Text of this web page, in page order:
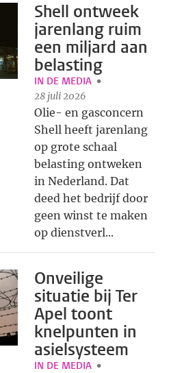
Shell ontweek
jarenlang ruim
een miljard aan
belasting
IN DE MEDIA
28 juli 2026
Olie- en gasconcern
Shell heeft jarenlang
op grote schaal
belasting ontweken
in Nederland. Dat
deed het bedrijf door
geen winst te maken
op dienstverl...
Onveilige
situatie bij Ter
Apel toont
knelpunten in
asielsysteem
IN DE MEDIA